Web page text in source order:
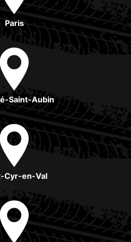
Paris
Saint-Aubin
Cyr-en-Val